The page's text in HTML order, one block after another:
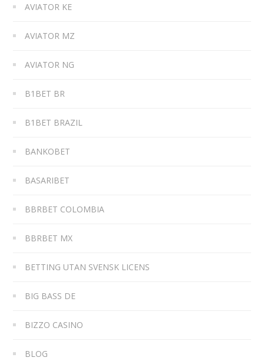
AVIATOR KE
AVIATOR MZ
AVIATOR NG
B1BET BR
B1BET BRAZIL
BANKOBET
BASARIBET
BBRBET COLOMBIA
BBRBET MX
BETTING UTAN SVENSK LICENS
BIG BASS DE
BIZZO CASINO
BLOG